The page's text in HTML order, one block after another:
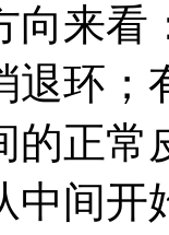
向来
退环；
的正
中间开